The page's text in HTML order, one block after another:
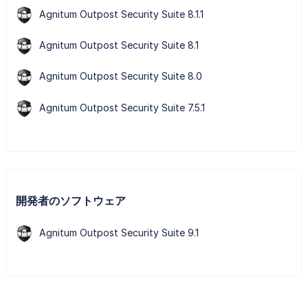
Agnitum Outpost Security Suite 8.1.1
Agnitum Outpost Security Suite 8.1
Agnitum Outpost Security Suite 8.0
Agnitum Outpost Security Suite 7.5.1
開発者のソフトウェア
Agnitum Outpost Security Suite 9.1